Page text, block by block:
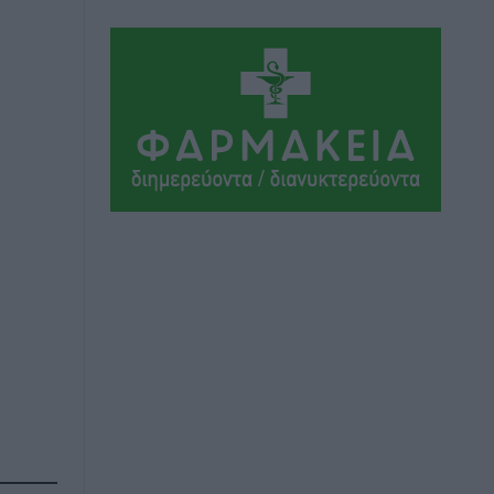
Συνελήφθη 37χρονη στη Ρόδο γιατί
είχε αφήσει τα τρία ανήλικα παιδιά της
χωρίς επιτήρηση
Τοπικές Ειδήσεις πριν 9 ώρες
Σταυρός Καλυθιών: Απέκτησε την